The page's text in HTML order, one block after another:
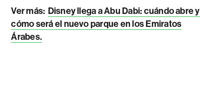
Ver más: Disney llega a Abu Dabi: cuándo abre y
cómo será el nuevo parque en los Emiratos
Árabes.